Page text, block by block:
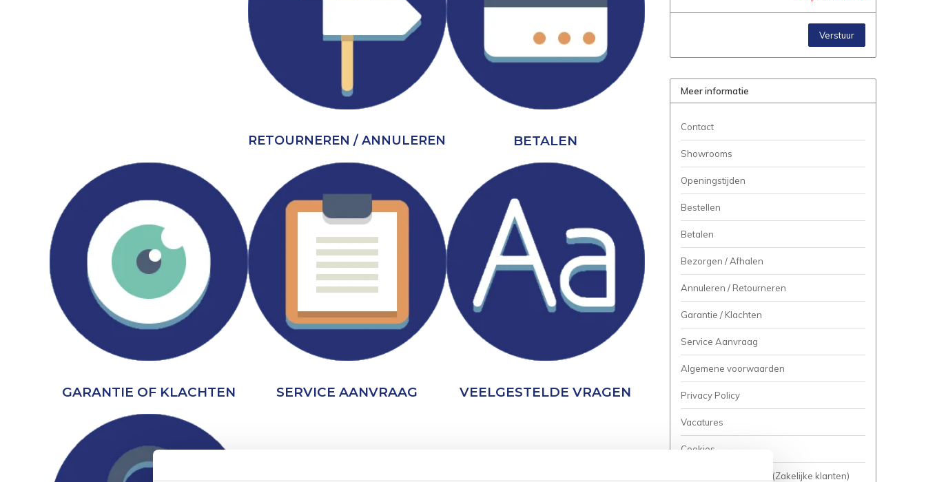
RETOURNEREN / ANNULEREN BETALEN
GARANTIE OF KLACHTEN SERVICE AANVRAAG VEELGESTELDE VRAGEN
Verstuur
Meer informatie
Contact
Showrooms
Openingstijden
Bestellen
Betalen
Bezorgen / Afhalen
Annuleren / Retourneren
Garantie / Klachten
Service Aanvraag
Algemene voorwaarden
Privacy Policy
Vacatures
Cookies
Business to Business (Zakelijke klanten)